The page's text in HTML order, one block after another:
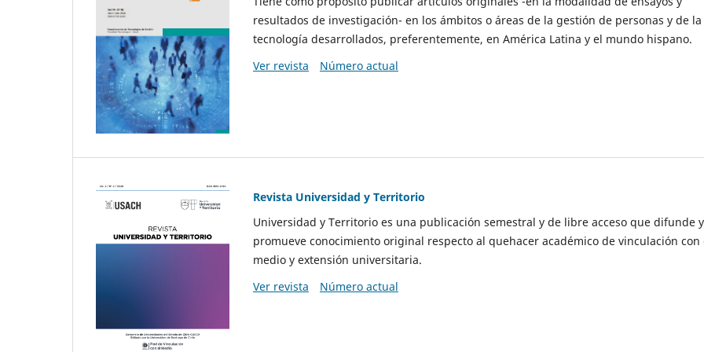
resultados de investigación- en los ámbitos o áreas de la gestión de personas y de la
tecnología desarrollados, preferentemente, en América Latina y el mundo hispano.
Ver revista
Número actual
Revista Universidad y Territorio
Universidad y Territorio es una publicación semestral y de libre acceso que difunde y
promueve conocimiento original respecto al quehacer académico de vinculación con
medio y extensión universitaria.
Ver revista
Número actual